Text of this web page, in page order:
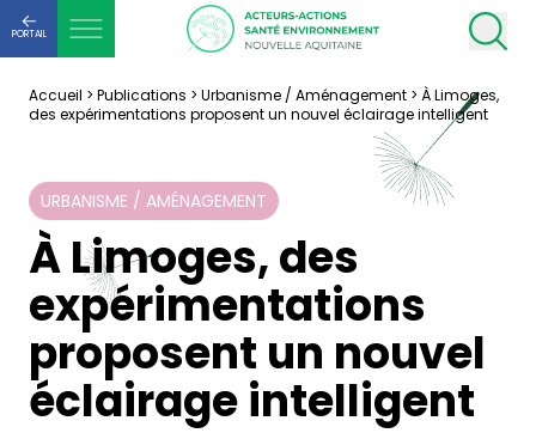
PORTAIL
Accueil > Publications > Urbanisme / Aménagement > À Limoges,
des expérimentations proposent un nouvel éclairage intelligent
URBANISME / AMÉNAGEMENT
À Limoges, des
expérimentations
proposent un nouvel
éclairage intelligent